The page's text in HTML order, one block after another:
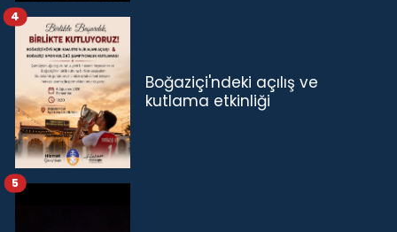
Boğaziçi'ndeki açılış ve
kutlama etkinliği
4
5